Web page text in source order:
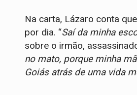
Na carta, Lázaro conta
por dia. “Saí da minha
sobre o irmão,
no mato, porque minha
Goiás atrás de uma vida